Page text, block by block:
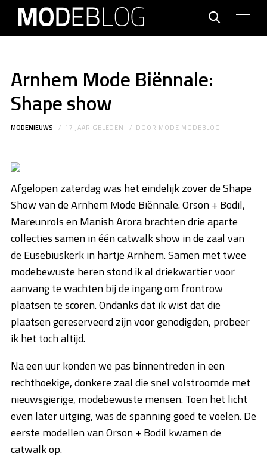
Arnhem Mode Biënnale:
Shape show
MODENIEUWS 17 JAAR GELEDEN DOOR MODE MODEBLOG
Afgelopen zaterdag was het eindelijk zover de Shape
Show van de Arnhem Mode Biënnale. Orson + Bodil,
Mareunrols en Manish Arora brachten drie aparte
collecties samen in één catwalk show in de zaal van
de Eusebiuskerk in hartje Arnhem. Samen met twee
modebewuste heren stond ik al driekwartier voor
aanvang te wachten bij de ingang om frontrow
plaatsen te scoren. Ondanks dat ik wist dat die
plaatsen gereserveerd zijn voor genodigden, probeer
ik het toch altijd.
Na een uur konden we pas binnentreden in een
rechthoekige, donkere zaal die snel volstroomde met
nieuwsgierige, modebewuste mensen. Toen het licht
even later uitging, was de spanning goed te voelen. De
eerste modellen van Orson + Bodil kwamen de
catwalk op.